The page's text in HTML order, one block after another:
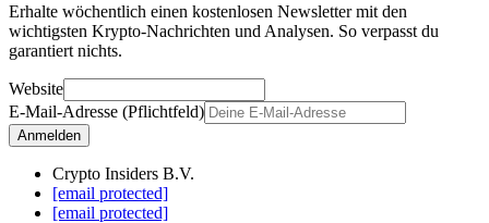
Erhalte wöchentlich einen kostenlosen Newsletter mit den
wichtigsten Krypto-Nachrichten und Analysen. So verpasst du
garantiert nichts.
Website
E-Mail-Adresse (Pflichtfeld)
Anmelden
Crypto Insiders B.V.
[email protected]
[email protected]